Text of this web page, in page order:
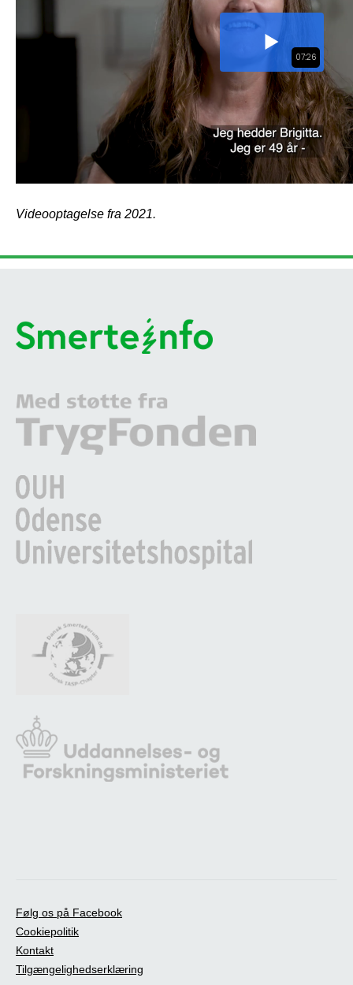
Videooptagelse fra 2021.
Følg os på Facebook
Cookiepolitik
Kontakt
Tilgængelighedserklæring